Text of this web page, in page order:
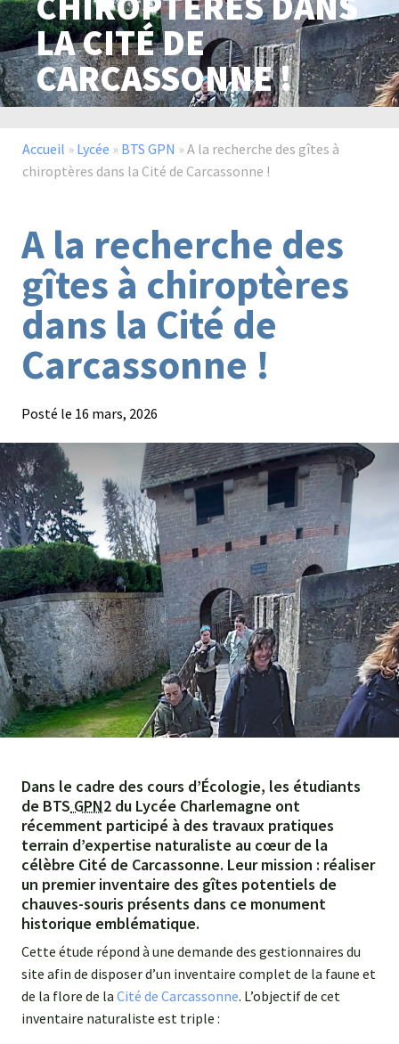
Paysage,
jardins
Trouver
sa
voie
LA CITÉ DE
CARCASSONNE !
Accueil » Lycée » BTS GPN »A la recherche des gîtes à
chiroptères dans la Cité de Carcassonne !
A la recherche des
gîtes à chiroptères
dans la Cité de
Carcassonne !
Posté le 16 mars, 2026
Dans le cadre des cours d’Écologie, les étudiants
de BTS GPN2 du Lycée Charlemagne ont
récemment participé à des travaux pratiques
terrain d’expertise naturaliste au cœur de la
célèbre Cité de Carcassonne. Leur mission : réaliser
un premier inventaire des gîtes potentiels de
chauves-souris présents dans ce monument
historique emblématique.
Cette étude répond à une demande des gestionnaires du
site afin de disposer d’un inventaire complet de la faune et
de la flore de la Cité de Carcassonne. L’objectif de cet
inventaire naturaliste est triple :